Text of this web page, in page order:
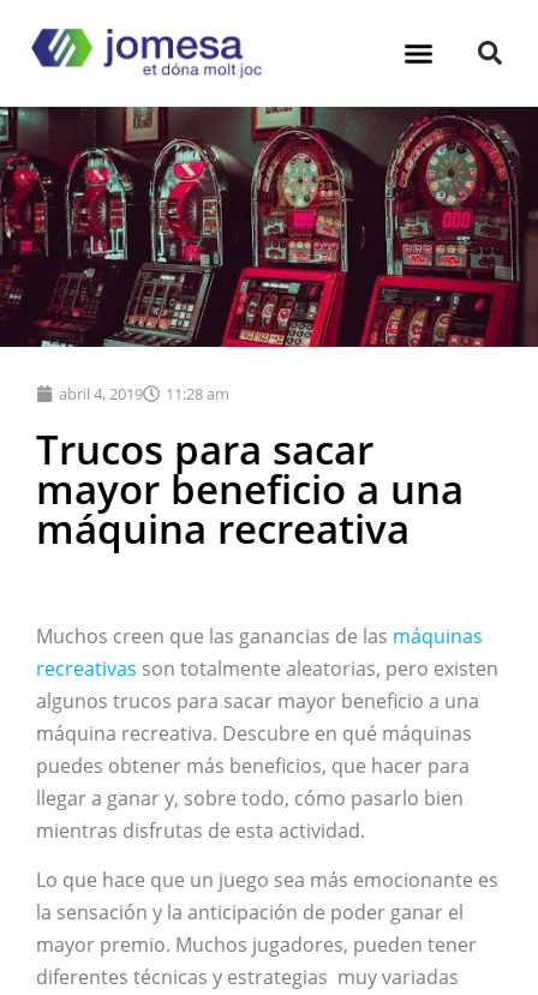
abril 4, 2019 11:28 am
Trucos para sacar
mayor beneficio a una
máquina recreativa
Muchos creen que las ganancias de las máquinas
recreativas son totalmente aleatorias, pero existen
algunos trucos para sacar mayor beneficio a una
máquina recreativa. Descubre en qué máquinas
puedes obtener más beneficios, que hacer para
llegar a ganar y, sobre todo, cómo pasarlo bien
mientras disfrutas de esta actividad.
Lo que hace que un juego sea más emocionante es
la sensación y la anticipación de poder ganar el
mayor premio. Muchos jugadores, pueden tener
diferentes técnicas y estrategias muy variadas